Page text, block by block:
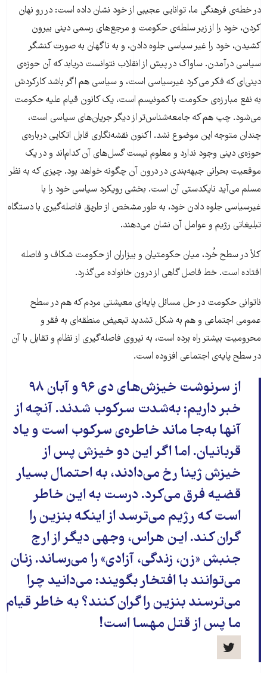
در خطه‌ی فرهنگی ما، توانایی عجیبی از خود نشان داده است: در رو نهان
کردن، خود را از زیر سلطه‌ی حکومت و مرجع‌های رسمی دینی بیرون
کشیدن، خود را غیر سیاسی جلوه دادن، و به ناگهان به صورت کنشگر
سیاسی درآمدن. ساواک در پیش از انقلاب نتوانست دریابد که آن حوزه‌‌ی
دینی‌ای که فکر می‌کرد غیرسیاسی است، و سیاسی هم اگر باشد کارکردش
به نفع مبارزه‌ی حکومت با کمونیسم است، یک کانون قیام علیه حکومت
می‌شود. چپ هم که جامعه‌شناس‌تر از دیگر جریان‌های سیاسی است،
چندان متوجه این موضوع نشد. اکنون نقشه‌نگاری قابل اتکایی درباره‌ی
حوزه‌ی دینی وجود ندارد و معلوم نیست گسل‌های آن کدام‌اند و در یک
موقعیت بحرانی جبهه‌بندی در درون آن چگونه خواهد بود. چیزی که به نظر
مسلم می‌آید نایکدستی آن است. بخشی رویکرد سیاسی خود را با
غیرسیاسی جلوه دادن خود، به طور مشخص از طریق فاصله‌گیری با دستگاه
تبلیغاتی رژیم و عوامل آن نشان می‌دهند.
کلاً در سطح خُرد، میان حکومتیان و بیزاران از حکومت شکاف و فاصله
افتاده است. خط فاصل گاهی از درون خانواده می‌گذرد.
ناتوانی حکومت در حل مسائل پایه‌‌ای معیشتی مردم که هم در سطح
عمومی اجتماعی و هم به شکل تشدید تبعیض منطقه‌ای به فقر و
محرومیت بیشتر راه برده است، به نیروی فاصله‌گیری از نظام و تقابل با آن
در سطح پایه‌ی اجتماعی افزوده است.
از سرنوشت خیزش‌‌‌های دی ۹۶ و آبان ۹۸
خبر داریم: به‌شدت سرکوب شدند. آنچه از
آنها به‌جا ماند خاطره‌ی سرکوب است و یاد
قربانیان. اما اگر این دو خیزش پس از
خیزش ژینا رخ می‌دادند، به احتمال بسیار
قضیه فرق می‌کرد. درست به این خاطر
است که رژیم می‌ترسد از اینکه بنزین را
گران کند. این هراس، وجهی دیگر از ارج
جنبش «زن، زندگی، آزادی» را می‌رساند. زنان
می‌توانند با افتخار بگویند: می‌دانید چرا
می‌ترسند بنزین را گران کنند؟ به خاطر قیام
ما پس از قتل مهسا است!